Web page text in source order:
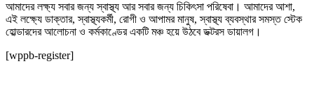
আমাদের লক্ষ্য সবার জন্য স্বাস্থ্য আর সবার জন্য চিকিৎসা পরিষেবা। আমাদের আশা,
এই লক্ষ্যে ডাক্তার, স্বাস্থ্যকর্মী, রোগী ও আপামর মানুষ, স্বাস্থ্য ব্যবস্থার সমস্ত স্টেক
হোল্ডারদের আলোচনা ও কর্মকাণ্ডের একটি মঞ্চ হয়ে উঠবে ডক্টরস ডায়ালগ।
[wppb-register]